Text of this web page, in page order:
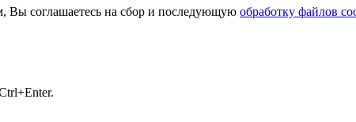
Вы соглашаетесь на сбор и последующую обработку файлов